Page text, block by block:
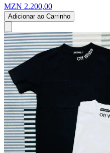
MZN 2.200,00
Adicionar ao Carrinho